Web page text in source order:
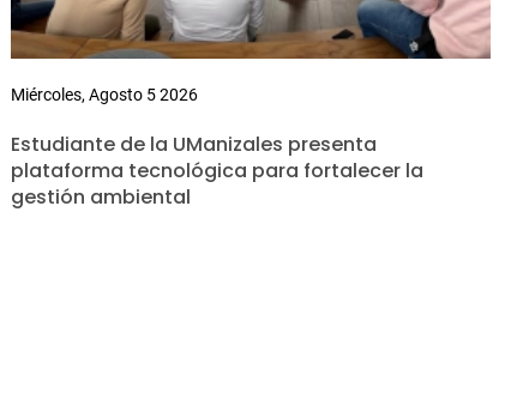
Miércoles, Agosto 5 2026
Estudiante de la UManizales presenta
plataforma tecnológica para fortalecer la
gestión ambiental